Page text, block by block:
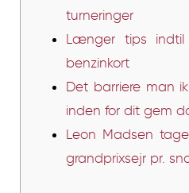
turneringer
Længer tips
benzinkort
Det barriere man
inden for dit gem
Leon Madsen
grandprixsejr pr.